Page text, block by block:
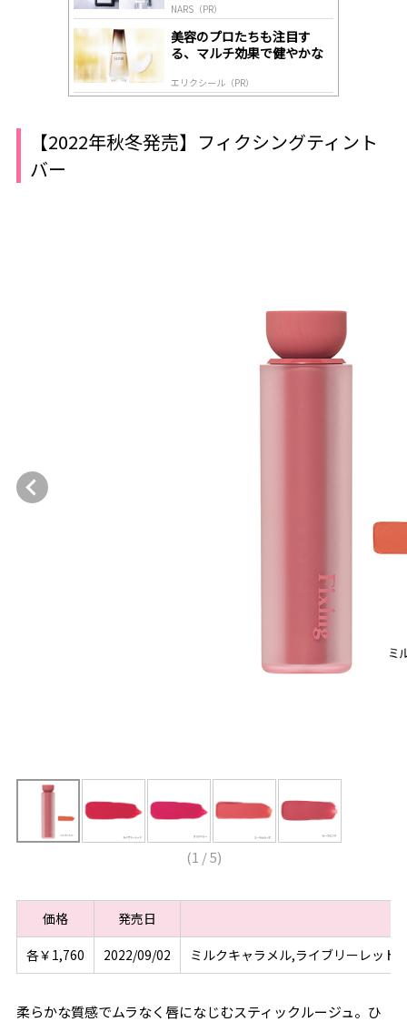
NARS（PR）
美容のプロたちも注目す
る、マルチ効果で健やかな
エリクシール（PR）
【2022年秋冬発売】フィクシングティント
バー
(1 /5)
価格
発売日
各￥1,760
2022/09/02 ミルクキャラメル,ライブリーレッド
柔らかな質感でムラなく唇になじむスティックルージュ。ひ